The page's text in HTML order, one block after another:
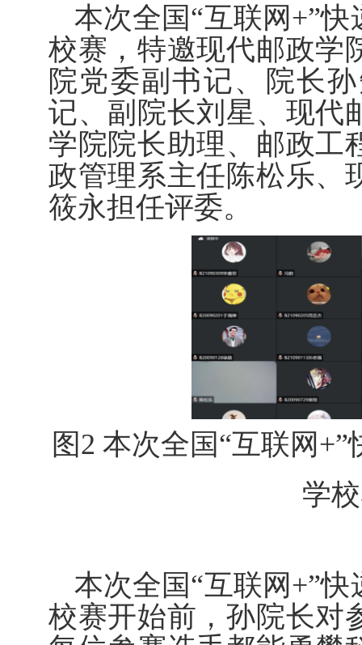
本次全国“互联网+”快
校赛，特邀现代邮政学
院党委副书记、院长
记、副院长刘星、现代
学院院长助理、邮政工
政管理系主任陈松乐、
筱永担任评委。
图2本次全国“互联网+”
学
本次全国“互联网+”快
校赛开始前，孙院长对